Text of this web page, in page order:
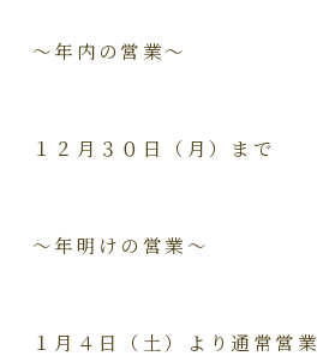
～年内の営業～
１２月３０日（月）まで
～年明けの営業～
１月４日（土）より通常営業